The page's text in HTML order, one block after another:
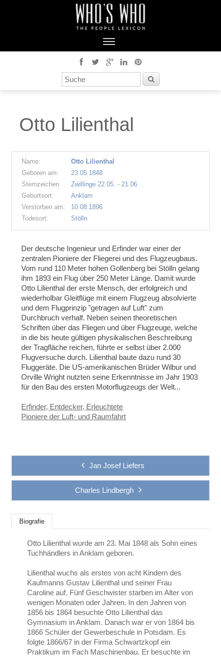
Otto Lilienthal
Name:
Otto Lilienthal
Geboren am:
23.05.1848
Sternzeichen
Zwillinge 22.05. - 21.06
Geburtsort:
Anklam
Verstorben am:
10.08.1896
Todesort:
Stölln
Der deutsche Ingenieur und Erfinder war einer der
zentralen Pioniere der Fliegerei und des Flugzeugbaus.
Vom rund 110 Meter hohen Gollenberg bei Stölln gelang
ihm 1893 ein Flug über 250 Meter Länge. Damit wurde
Otto Lilienthal der erste Mensch, der erfolgreich und
wiederholbar Gleitflüge mit einem Flugzeug absolvierte
und dem Flugprinzip "getragen auf Luft" zum
Durchbruch verhalf. Neben seinen theoretischen
Schriften über das Fliegen und über Flugzeuge, welche
in die bis heute gültigen physikalischen Beschreibung
der Tragfläche reichen,führte er selbst über 2.000
Flugversuche durch. Lilienthal baute dazu rund 30
Fluggeräte. Die US-amerikanischen Brüder Wilbur und
Orville Wright nutzten seine Erkenntnisse im Jahr 1903
für den Bau des ersten Motorflugzeugs der Welt...
Erfinder, Entdecker, Erleuchtete
Pioniere der Luft- und Raumfahrt
Jan Josef Liefers
Charles Lindbergh
Biografie
Otto Lilienthal wurde am 23. Mai 1848 als Sohn eines
Tuchhändlers in Anklam geboren.
Lilienthal wuchs als erstes von acht Kindern des
Kaufmanns Gustav Lilienthal und seiner Frau
Caroline auf. Fünf Geschwister starben im Alter von
wenigen Monaten oder Jahren. In den Jahren von
1856 bis 1864 besuchte Otto Lilienthal das
Gymnasium in Anklam. Danach war er von 1864 bis
1866 Schüler der Gewerbeschule in Potsdam. Es
folgte 1866/67 in der Firma Schwartzkopf ein
Praktikum im Fach Maschinenbau. Er besuchte im